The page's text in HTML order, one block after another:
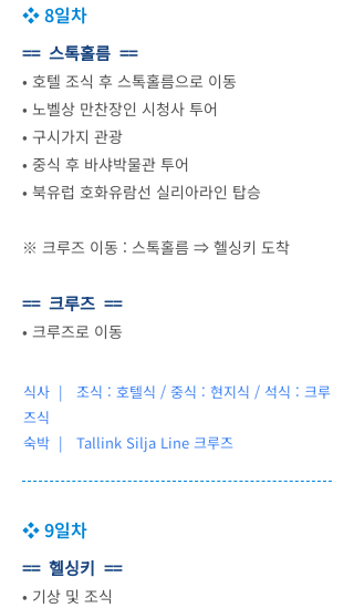
❖ 8일차
== 스톡홀름 ==
• 호텔 조식 후 스톡홀름으로 이동
• 노벨상 만찬장인 시청사 투어
• 구시가지 관광
• 중식 후 바샤박물관 투어
• 북유럽 호화유람선 실리아라인 탑승
※ 크루즈 이동 : 스톡홀름 ⇒ 헬싱키 도착
== 크루즈 ==
• 크루즈로 이동
식사 | 조식 : 호텔식 / 중식 : 현지식 / 석식 : 크루
즈식
숙박 |
Tallink Silja Line 크루즈
❖ 9일차
== 헬싱키 ==
• 기상 및 조식